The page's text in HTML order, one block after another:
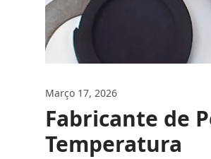
Março 17, 2026
Fabricante de
Temperatura